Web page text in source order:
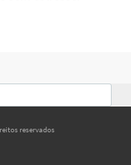
reservados